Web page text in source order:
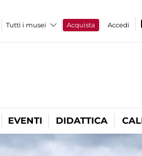
Tutti i musei Acquista Accedi
EVENTI DIDATTICA